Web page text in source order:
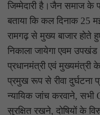
जिम्मेदारी है।जैन समाज के
बताया कि कल दिनाक 25
रामगढ़ से मुख्य बाजार
निकाला जायेगा एवम उपखंड
प्रधानमंत्री एवं मुख्यमंत्री
प्रमुख रूप से रीवा दुर्घटना
न्यायिक जांच करवाने, सभी
सुरक्षित रखने, दोषियों के